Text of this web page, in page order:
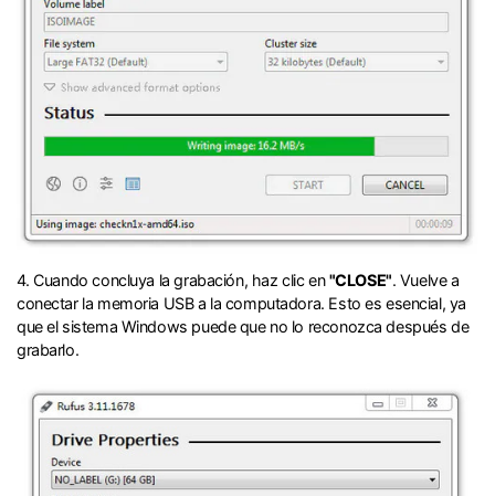
󠀰4. Cuando concluya la grabación, haz clic en"CLOSE".󠀲󠀩󠀧󠀣󠀠󠀨󠀤󠀨󠀳󠀰 Vuelve a
conectar la memoria USB a la computadora.󠀲󠀩󠀧󠀣󠀠󠀨󠀤󠀩󠀳󠀰 Esto es esencial, ya
que el sistema Windows puede que no lo reconozca después de
grabarlo.󠀲󠀩󠀧󠀣󠀠󠀨󠀥󠀠